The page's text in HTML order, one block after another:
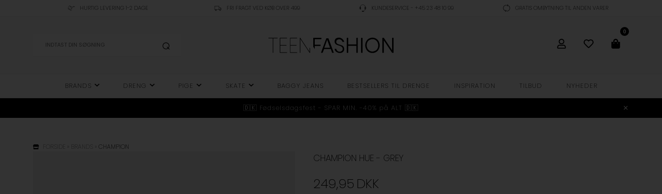
HURTIG LEVERING 1-2 DAGE FRI FRAGT VED KØB OVER 499 KUNDESERVICE - +45 23 48 10 99 GRATIS OMBYTNING TIL ANDEN VARER
0
BRANDS DRENG PIGE SKATE BAGGY JEANS BESTSELLERS TIL DRENGE INSPIRATION TILBUD NYHEDER
🇩🇰 Fødselsdagsfest - SPAR MIN. -40% på ALT 🇩🇰
»CHAMPION
CHAMPION HUE - GREY
249,95 DKK